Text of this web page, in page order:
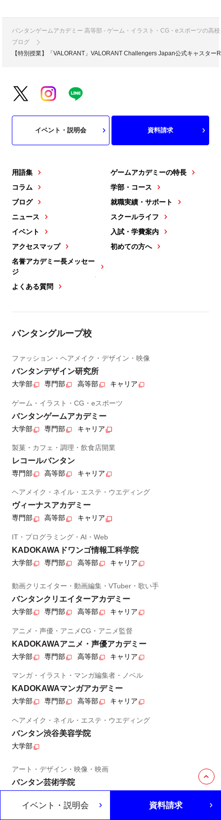
バンタンゲームアカデミー 高等部 - ゲーム・イラスト・CG・eスポーツの高
ブログ
【特別授業】「VALORANT」VALORANT Challengers Japan公式キャスタ
用語集
コラム
ブログ
ニュース
イベント
アクセスマップ
名誉アカデミー長メッセー
ジ
よくある質問
ゲームアカデミーの特長
学部・コース
就職実績・サポート
スクールライフ
入試・学費案内
初めての方へ
イベント・説明会 資料請求
バンタングループ校
ファッション・ヘアメイク・デザイン・映像
バンタンデザイン研究所
大学部 専門部 高等部 キャリア
ゲーム・イラスト・CG・eスポーツ
バンタンゲームアカデミー
大学部 専門部 キャリア
製菓・カフェ・調理・飲食店開業
レコールバンタン
専門部 高等部 キャリア
ヘアメイク・ネイル・エステ・ウエディング
ヴィーナスアカデミー
専門部 高等部 キャリア
IT・プログラミング・AI・Web
KADOKAWAドワンゴ情報工科学院
大学部 専門部 高等部 キャリア
動画クリエイター・動画編集・VTuber・歌い手
バンタンクリエイターアカデミー
大学部 専門部 高等部 キャリア
アニメ・声優・アニメCG・アニメ監督
KADOKAWAアニメ・声優アカデミー
大学部 専門部 高等部 キャリア
マンガ・イラスト・マンガ編集者・ノベル
KADOKAWAマンガアカデミー
大学部 専門部 高等部 キャリア
ヘアメイク・ネイル・エステ・ウエディング
バンタン渋谷美容学院
大学部
アート・デザイン・映像・映画
バンタン芸術学院
イベント・説明会 資料請求